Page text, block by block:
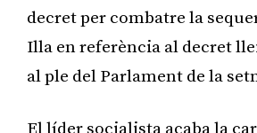
decret per combatre la
Illa en referència al decret
al ple del Parlament de la
El líder socialista acaba la